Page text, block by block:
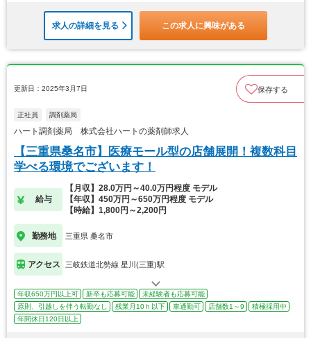
求人の詳細を見る この求人に興味がある
更新日：2025年3月7日 保存する
正社員 調剤薬局
ハート調剤薬局 株式会社ハートの薬剤師求人
【三重県桑名市】医療モール型の店舗展開！複数科目
学べる環境でございます！
給与
【月収】28.0万円～40.0万円程度 モデル
【年収】450万円～650万円程度 モデル
【時給】1,800円～2,200円
勤務地 三重県 桑名市
アクセス 三岐鉄道北勢線 星川(三重)駅
年収650万円以上可 新卒も応募可能
未経験者も応募可能
原則、引越しを伴う転勤なし
残業月10ｈ以下 車通勤可 店舗数1～9
積極採用中
年間休日120日以上